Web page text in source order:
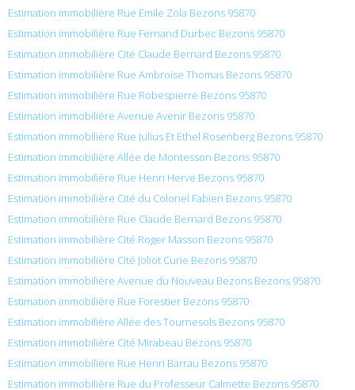
Estimation immobilière Rue Émile Zola Bezons 95870
Estimation immobilière Rue Fernand Durbec Bezons 95870
Estimation immobilière Cité Claude Bernard Bezons 95870
Estimation immobilière Rue Ambroise Thomas Bezons 95870
Estimation immobilière Rue Robespierre Bezons 95870
Estimation immobilière Avenue Avenir Bezons 95870
Estimation immobilière Rue Julius Et Ethel Rosenberg Bezons 95870
Estimation immobilière Allée de Montesson Bezons 95870
Estimation immobilière Rue Henri Herve Bezons 95870
Estimation immobilière Cité du Colonel Fabien Bezons 95870
Estimation immobilière Rue Claude Bernard Bezons 95870
Estimation immobilière Cité Roger Masson Bezons 95870
Estimation immobilière Cité Joliot Curie Bezons 95870
Estimation immobilière Avenue du Nouveau Bezons Bezons 95870
Estimation immobilière Rue Forestier Bezons 95870
Estimation immobilière Allée des Tournesols Bezons 95870
Estimation immobilière Cité Mirabeau Bezons 95870
Estimation immobilière Rue Henri Barrau Bezons 95870
Estimation immobilière Rue du Professeur Calmette Bezons 95870